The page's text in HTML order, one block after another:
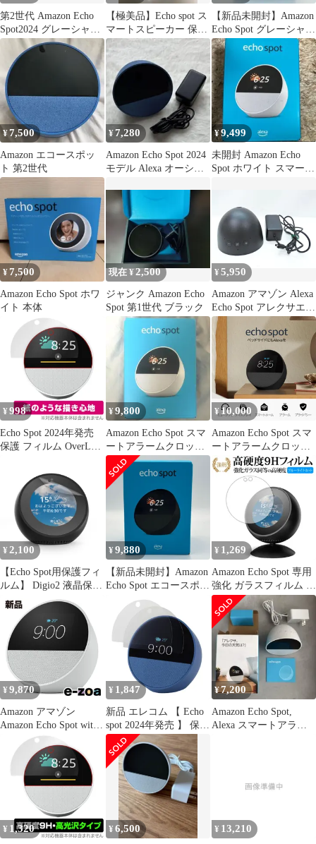
第2世代 Amazon Echo
Spot2024 グレーシャー
ホワイト
【極美品】Echo spot ス
マートスピーカー 保護
フィルム付
【新品未開封】Amazon
Echo Spot グレーシャー
ホワイト
¥7,500
Amazon エコースポッ
ト 第2世代
¥7,280
Amazon Echo Spot 2024
モデル Alexa オーシャ
¥9,499
未開封 Amazon Echo
Spot ホワイト スマート
¥7,500
Amazon Echo Spot ホワ
イト 本体
現在 ¥2,500
ジャンク Amazon Echo
Spot 第1世代 ブラック
¥5,950
Amazon アマゾン Alexa
Echo Spot アレクサエコ
ースポット ディスプレ
イ付き スマートスピー
カー BV84J9
¥ 998
Echo Spot 2024年発売
保護 フィルム OverLay
ト 書き味向上 紙のよう
な描き心地
¥9,800
Amazon Echo Spot スマ
ートアラームクロッ
ク グレーシャーホワ
イト
¥10,000
Amazon Echo Spot スマ
ートアラームクロック
ブラック 2024年発売
¥ 2,100
【Echo Spot用保護フィ
ルム】 Digio2 液晶保護
フィルム 高精細 反射防
止 気泡レス加工 2枚入
¥9,880
【新品未開封】Amazon
Echo Spot エコースポッ
ト ブラック
¥ 1,269
Amazon Echo Spot 専用
強化 ガラスフィルム と
同等の 高硬度9H ブル
ーライトカット 光沢タ
イプ 改訂版 液晶保護フ
ィルム
¥ 9,870
Amazon アマゾン
Amazon Echo Spot with
ワイト B0C2RZWV9B
(2642860)
¥ 1,847
新品 エレコム 【 Echo
spot 2024年発売 】 保護
フィルム 高精細 反射防
止 アンチグレア 指紋防
止 貼りやすく、貼り直
し可能 2枚入り
AISWESP1FLFTHDW
¥7,200
Amazon Echo Spot,
Alexa スマートアラー
¥ 1,320 ¥6,500 ¥ 13,210